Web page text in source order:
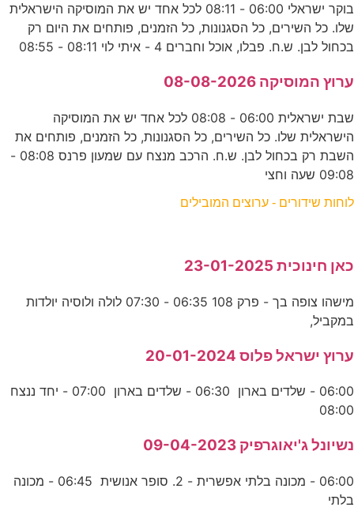
בוקר ישראלי 06:00 - 08:11 לכל אחד יש את המוסיקה הישראלית
שלו. כל השירים, כל הסגנונות, כל הזמנים, פותחים את היום רק
בכחול לבן. ש.ח. פבלו, אוכל וחברים 4 - איתי לוי 08:11 - 08:55
ערוץ המוסיקה 08-08-2026
שבת ישראלית 06:00 - 08:08 לכל אחד יש את המוסיקה
הישראלית שלו. כל השירים, כל הסגנונות, כל הזמנים, פותחים את
השבת רק בכחול לבן. ש.ח. הרכב מנצח עם שמעון פרנס 08:08 -
09:08 שעה וחצי
לוחות שידורים - ערוצים המובילים
כאן חינוכית 23-01-2025
מישהו צופה בך - פרק 108 06:35 - 07:30 לולה ולוסיה יולדות
במקביל,
ערוץ ישראל פלוס 20-01-2024
06:00 - שלדים בארון 06:30 - שלדים בארון 07:00 - יחד ננצח
08:00
נשיונל ג'יאוגרפיק 09-04-2023
06:00 - מכונה בלתי אפשרית - 2. סופר אנושית 06:45 - מכונה
בלתי